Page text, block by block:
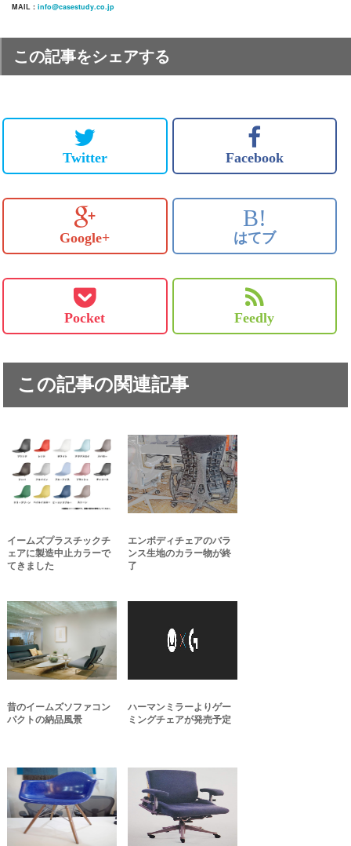
MAIL : info@casestudy.co.jp
この記事をシェアする
Twitter Facebook
Google+
B!
はてブ
Pocket Feedly
この記事の関連記事
イームズプラスチックチ
ェアに製造中止カラーで
てきました
エンボディチェアのバラ
ンス生地のカラー物が終
了
昔のイームズソファコン
パクトの納品風景
ハーマンミラーよりゲー
ミングチェアが発売予定